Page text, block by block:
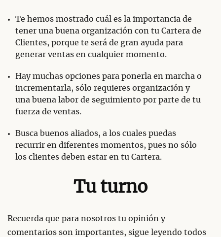
Te hemos mostrado cuál es la importancia de
tener una buena organización con tu Cartera de
Clientes, porque te será de gran ayuda para
generar ventas en cualquier momento.
Hay muchas opciones para ponerla en marcha o
incrementarla, sólo requieres organización y
una buena labor de seguimiento por parte de tu
fuerza de ventas.
Busca buenos aliados, a los cuales puedas
recurrir en diferentes momentos, pues no sólo
los clientes deben estar en tu Cartera.
Tu turno
Recuerda que para nosotros tu opinión y
comentarios son importantes, sigue leyendo todos